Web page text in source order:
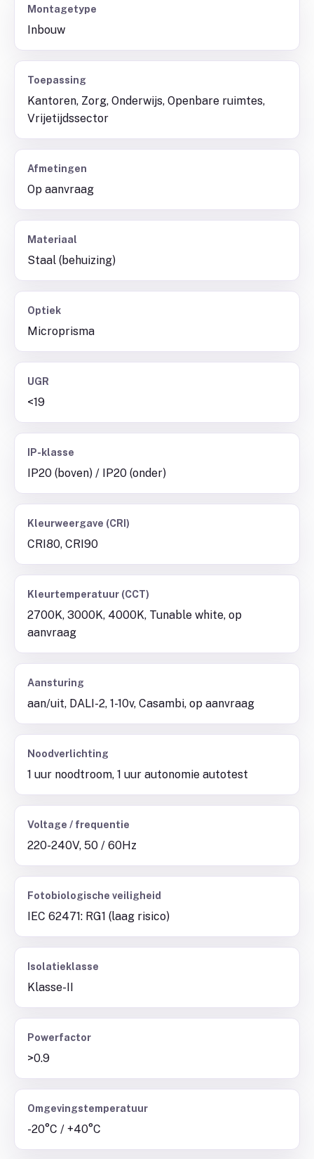
Montagetype
Inbouw
Toepassing
Kantoren, Zorg, Onderwijs, Openbare ruimtes,
Vrijetijdssector
Afmetingen
Op aanvraag
Materiaal
Staal (behuizing)
Optiek
Microprisma
UGR
<19
IP-klasse
IP20 (boven) / IP20 (onder)
Kleurweergave (CRI)
CRI80, CRI90
Kleurtemperatuur (CCT)
2700K, 3000K, 4000K, Tunable white, op
aanvraag
Aansturing
aan/uit, DALI-2, 1-10v, Casambi, op aanvraag
Noodverlichting
1 uur noodtroom, 1 uur autonomie autotest
Voltage / frequentie
220-240V, 50 / 60Hz
Fotobiologische veiligheid
IEC 62471: RG1 (laag risico)
Isolatieklasse
Klasse-II
Powerfactor
>0.9
Omgevingstemperatuur
-20°C / +40°C